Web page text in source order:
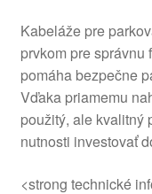
Kabeláže pre
prvkom pre správnu
pomáha bezpečne
Vďaka priamemu
použitý, ale kvalitný
nutnosti investovať
<strong technické